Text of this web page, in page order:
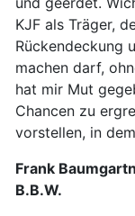
KJF als Träger,
Rückendeckung
machen darf,
hat mir Mut
Chancen zu
vorstellen, in
Frank
B.B.W.